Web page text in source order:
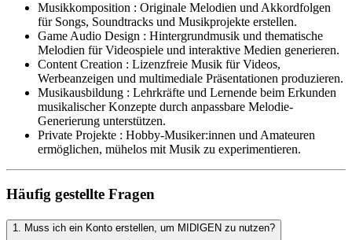
Musikkomposition : Originale Melodien und Akkordfolgen
für Songs, Soundtracks und Musikprojekte erstellen.
Game Audio Design : Hintergrundmusik und thematische
Melodien für Videospiele und interaktive Medien generieren.
Content Creation : Lizenzfreie Musik für Videos,
Werbeanzeigen und multimediale Präsentationen produzieren.
Musikausbildung : Lehrkräfte und Lernende beim Erkunden
musikalischer Konzepte durch anpassbare Melodie-
Generierung unterstützen.
Private Projekte : Hobby-Musiker:innen und Amateuren
ermöglichen, mühelos mit Musik zu experimentieren.
Häufig gestellte Fragen
1 Muss ich ein Konto erstellen, um MIDIGEN zu nutzen?